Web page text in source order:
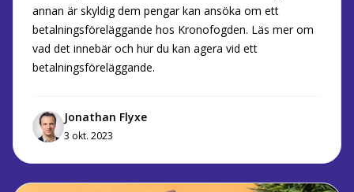
annan är skyldig dem pengar kan ansöka om ett
betalningsföreläggande hos Kronofogden. Läs mer om
vad det innebär och hur du kan agera vid ett
betalningsföreläggande.
Jonathan Flyxe
3 okt. 2023